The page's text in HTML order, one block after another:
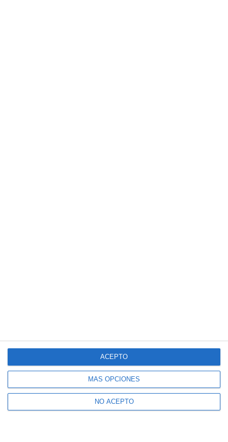
MÁS OPCIONES
NO ACEPTO
ACEPTO